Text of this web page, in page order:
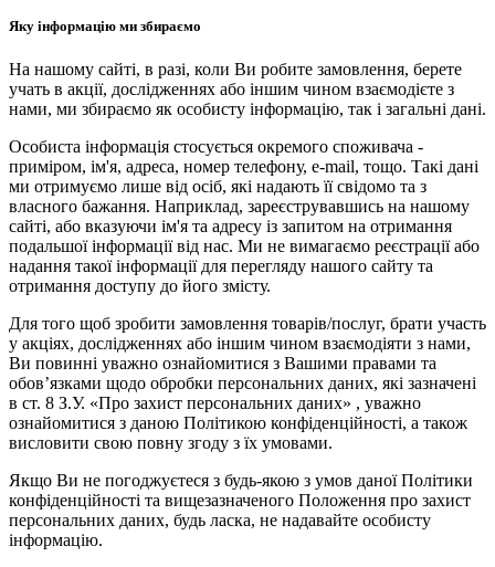
Яку інформацію ми збираємо
На нашому сайті, в разі, коли Ви робите замовлення, берете
учать в акції, дослідженнях або іншим чином взаємодієте з
нами, ми збираємо як особисту інформацію, так і загальні дані.
Особиста інформація стосується окремого споживача -
приміром, ім'я, адреса, номер телефону, e-mail, тощо. Такі дані
ми отримуємо лише від осіб, які надають її свідомо та з
власного бажання. Наприклад, зареєструвавшись на нашому
сайті, або вказуючи ім'я та адресу із запитом на отримання
подальшої інформації від нас. Ми не вимагаємо реєстрації або
надання такої інформації для перегляду нашого сайту та
отримання доступу до його змісту.
Для того щоб зробити замовлення товарів/послуг, брати участь
у акціях, дослідженнях або іншим чином взаємодіяти з нами,
Ви повинні уважно ознайомитися з Вашими правами та
обов’язками щодо обробки персональних даних, які зазначені
в ст. 8 З.У. «Про захист персональних даних» , уважно
ознайомитися з даною Політикою конфіденційності, а також
висловити свою повну згоду з їх умовами.
Якщо Ви не погоджуєтеся з будь-якою з умов даної Політики
конфіденційності та вищезазначеного Положення про захист
персональних даних, будь ласка, не надавайте особисту
інформацію.